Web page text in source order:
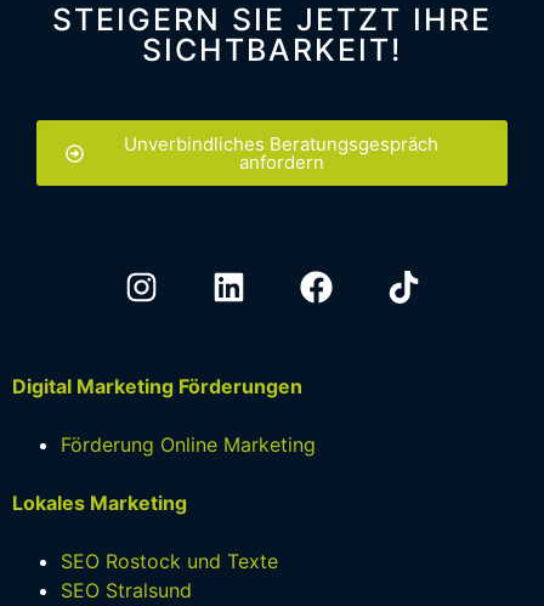
STEIGERN SIE JETZT IHRE
SICHTBARKEIT!
Unverbindliches Beratungsgespräch
anfordern
Digital Marketing Förderungen
Förderung Online Marketing
Lokales Marketing
SEO Rostock und Texte
SEO Stralsund